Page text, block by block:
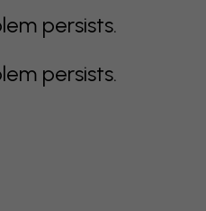
persists.
persists.